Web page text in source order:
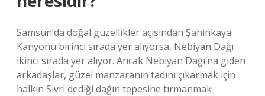
Samsun’da doğal güzellikler açısından Şahinkaya
Kanyonu birinci sırada yer alıyorsa, Nebiyan Dağı
ikinci sırada yer alıyor. Ancak Nebiyan Dağı’na giden
arkadaşlar, güzel manzaranın tadını çıkarmak için
halkın Sivri dediği dağın tepesine tırmanmak